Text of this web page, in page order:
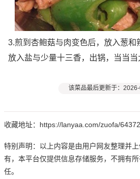
3.煎到杏鲍菇与肉变色后，放入葱和
放入盐与少量十三香，出锅，当当当
该菜品最后更新于：
收藏地址：https://lanyaa.com/zuofa/
特别声明：以上内容是由用户网友整理并
有，本平台仅提供信息存储服务，不拥有
任。